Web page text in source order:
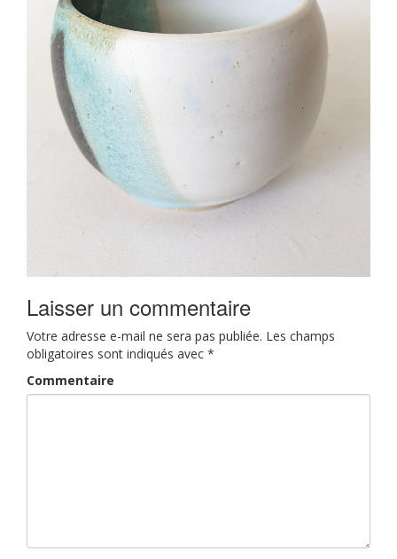
Laisser un commentaire
Votre adresse e-mail ne sera pas publiée. Les champs
obligatoires sont indiqués avec *
Commentaire